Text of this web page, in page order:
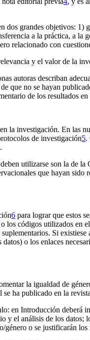
dos grandes objetivos: 1)
a la práctica, a
relacionado con
y el valor de la
autoras describan
que no se hayan
de los resultados
investigación. En las
de investigación5.
utilizarse son la
que hayan
6 para lograr que estos
o los códigos utilizados
Si
o los enlaces
la igualdad de
se ha publicado en la revista
en Introducción deberá
y el análisis de los datos;
género o se justificarán